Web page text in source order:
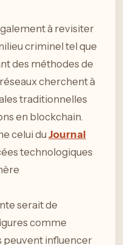
à revisiter
criminel tel que
des méthodes de
cherchent à
traditionnelles
en blockchain.
celui du Journal
technologiques
serait de
comme
peuvent influencer